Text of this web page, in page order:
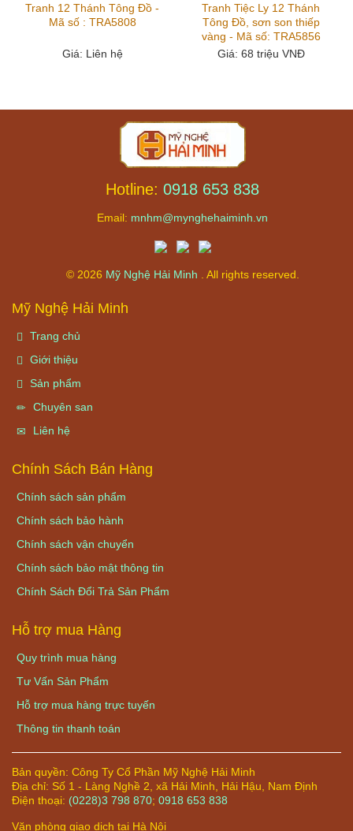
Tranh 12 Thánh Tông Đồ -
Mã số : TRA5808
Giá: Liên hệ
Tranh Tiệc Ly 12 Thánh
Tông Đồ, sơn son thiếp
vàng - Mã số: TRA5856
Giá: 68 triệu VNĐ
Hotline: 0918 653 838
Email: mnhm@mynghehaiminh.vn
© 2026 Mỹ Nghệ Hải Minh . All rights reserved.
Mỹ Nghệ Hải Minh
Trang chủ
Giới thiệu
Sản phẩm
Chuyên san
Liên hệ
Chính Sách Bán Hàng
Chính sách sản phẩm
Chính sách bảo hành
Chính sách vận chuyển
Chính sách bảo mật thông tin
Chính Sách Đổi Trả Sản Phẩm
Hỗ trợ mua Hàng
Quy trình mua hàng
Tư Vấn Sản Phẩm
Hỗ trợ mua hàng trực tuyến
Thông tin thanh toán
Bản quyền: Công Ty Cổ Phần Mỹ Nghệ Hải Minh
Địa chỉ: Số 1 - Làng Nghề 2, xã Hải Minh, Hải Hậu, Nam Định
Điện thoại: (0228)3 798 870; 0918 653 838
Văn phòng giao dịch tại Hà Nội